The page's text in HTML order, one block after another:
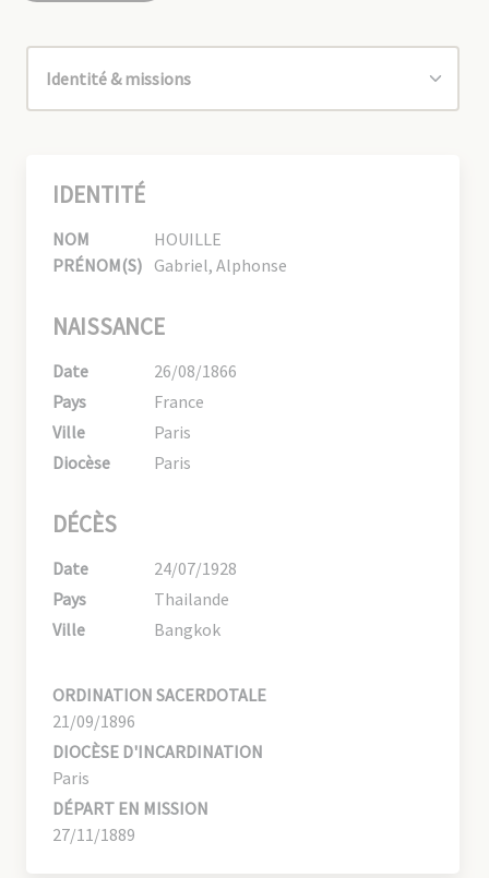
IDENTITÉ
NOM
HOUILLE
PRÉNOM(S) Gabriel, Alphonse
NAISSANCE
Date
26/08/1866
Pays
France
Ville
Paris
Diocèse
Paris
DÉCÈS
Date
24/07/1928
Pays
Thailande
Ville
Bangkok
ORDINATION SACERDOTALE
21/09/1896
DIOCÈSE D'INCARDINATION
Paris
DÉPART EN MISSION
27/11/1889